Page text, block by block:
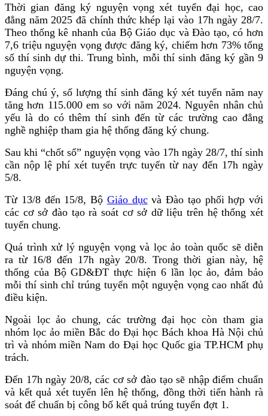
Thời gian đăng ký nguyện vọng xét tuyển đại học, cao
đẳng năm 2025 đã chính thức khép lại vào 17h ngày 28/7.
Theo thống kê nhanh của Bộ Giáo dục và Đào tạo, có hơn
7,6 triệu nguyện vọng được đăng ký, chiếm hơn 73% tổng
số thí sinh dự thi. Trung bình, mỗi thí sinh đăng ký gần 9
nguyện vọng.
Đáng chú ý, số lượng thí sinh đăng ký xét tuyển năm nay
tăng hơn 115.000 em so với năm 2024. Nguyên nhân chủ
yếu là do có thêm thí sinh đến từ các trường cao đẳng
nghề nghiệp tham gia hệ thống đăng ký chung.
Sau khi “chốt sổ” nguyện vọng vào 17h ngày 28/7, thí sinh
cần nộp lệ phí xét tuyển trực tuyến từ nay đến 17h ngày
5/8.
Từ 13/8 đến 15/8, Bộ Giáo dụcvà Đào tạo phối hợp với
các cơ sở đào tạo rà soát cơ sở dữ liệu trên hệ thống xét
tuyển chung.
Quá trình xử lý nguyện vọng và lọc ảo toàn quốc sẽ diễn
ra từ 16/8 đến 17h ngày 20/8. Trong thời gian này, hệ
thống của Bộ GD&ĐT thực hiện 6 lần lọc ảo, đảm bảo
mỗi thí sinh chỉ trúng tuyển một nguyện vọng cao nhất đủ
điều kiện.
Ngoài lọc ảo chung, các trường đại học còn tham gia
nhóm lọc ảo miền Bắc do Đại học Bách khoa Hà Nội chủ
trì và nhóm miền Nam do Đại học Quốc gia TP.HCM phụ
trách.
Đến 17h ngày 20/8, các cơ sở đào tạo sẽ nhập điểm chuẩn
và kết quả xét tuyển lên hệ thống, đồng thời tiến hành rà
soát để chuẩn bị công bố kết quả trúng tuyển đợt 1.